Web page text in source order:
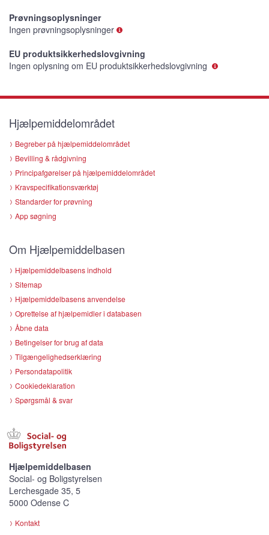
Prøvningsoplysninger
Ingen prøvningsoplysninger
EU produktsikkerhedslovgivning
Ingen oplysning om EU produktsikkerhedslovgivning
Hjælpemiddelområdet
Begreber på hjælpemiddelområdet
Bevilling & rådgivning
Principafgørelser på hjælpemiddelområdet
Kravspecifikationsværktøj
Standarder for prøvning
App søgning
Om Hjælpemiddelbasen
Hjælpemiddelbasens indhold
Sitemap
Hjælpemiddelbasens anvendelse
Oprettelse af hjælpemidler i databasen
Åbne data
Betingelser for brug af data
Tilgængelighedserklæring
Persondatapolitik
Cookiedeklaration
Spørgsmål & svar
Hjælpemiddelbasen
Social- og Boligstyrelsen
Lerchesgade 35, 5
5000 Odense C
Kontakt